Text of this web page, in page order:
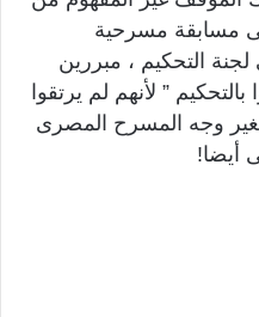
مسابقة مسرحية
التحكيم ، مبررين
” لأنهم لم يرتقوا
وجه المسرح المصرى
أيضا!